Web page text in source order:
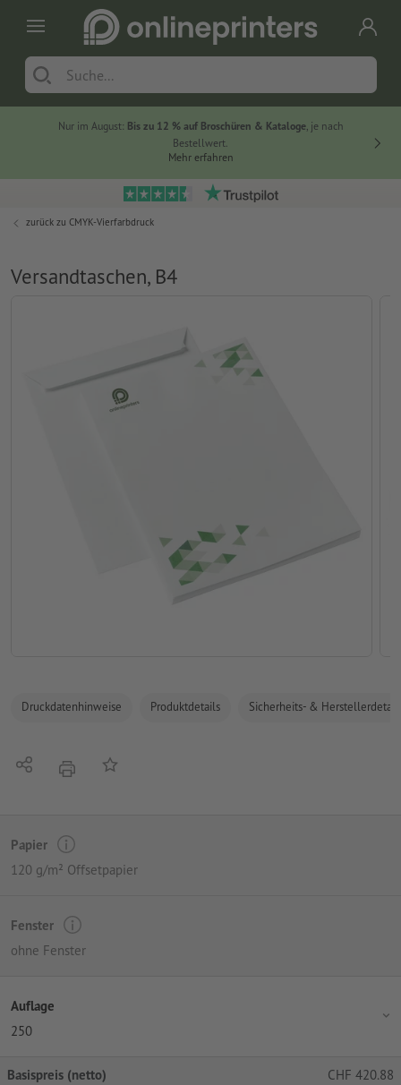
Nur im August: Bis zu 12 % auf Broschüren & Kataloge, je nach
Bestellwert.
Mehr erfahren
zurück zu CMYK-Vierfarbdruck
Versandtaschen, B4
Druckdatenhinweise Produktdetails Sicherheits- &
Teilen DruckenAuf die Merkliste
Papier
120 g/m² Offsetpapier
Fenster
ohne Fenster
Auflage
250
Basispreis (netto) CHF 420.88